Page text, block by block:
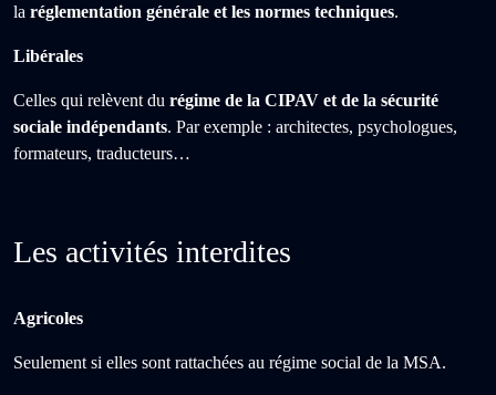
la réglementation générale et les normes techniques.
Libérales
Celles qui relèvent du régime de la CIPAV et de la sécurité
sociale indépendants. Par exemple : architectes, psychologues,
formateurs, traducteurs…
Les activités interdites
Agricoles
Seulement si elles sont rattachées au régime social de la MSA.